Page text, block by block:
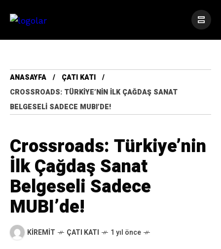
ANASAYFA
ÇATI KATI
CROSSROADS: TÜRKIYE’NIN İLK ÇAĞDAŞ SANAT
BELGESELI SADECE MUBI’DE!
Crossroads: Türkiye’nin
İlk Çağdaş Sanat
Belgeseli Sadece
MUBI’de!
KIREMIT ÇATI KATI 1 yıl önce